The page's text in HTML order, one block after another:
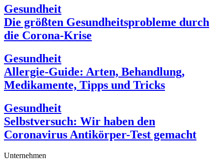
Gesundheit
Die größten Gesundheitsprobleme durch
die Corona-Krise
Gesundheit
Allergie-Guide: Arten, Behandlung,
Medikamente, Tipps und Tricks
Gesundheit
Selbstversuch: Wir haben den
Coronavirus Antikörper-Test gemacht
Unternehmen